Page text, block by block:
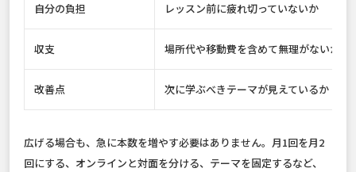
自分の負担 レッスン前に疲れ切っていないか
収支 場所代や移動費を含めて無理がないか
改善点 次に学ぶべきテーマが見えているか
広げる場合も、急に本数を増やす必要はありません。月1回を月2
回にする、オンラインと対面を分ける、テーマを固定するなど、